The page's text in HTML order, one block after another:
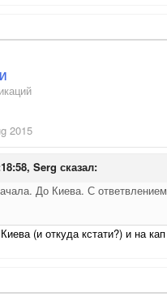
2015
Serg сказал:
До Киева. С
(и откуда кстати?) и на